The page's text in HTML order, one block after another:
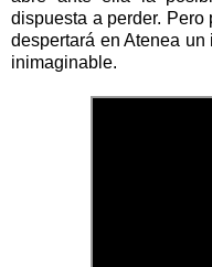
dispuesta a perder.
despertará en Atenea
inimaginable.